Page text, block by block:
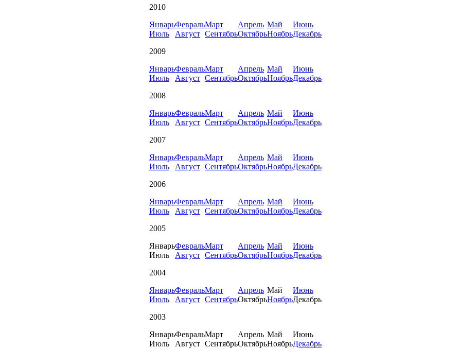
2010
ЯнварьФевральМарт Апрель Май
Июнь
Июль
Август СентябрьОктябрьНоябрьДекабрь
2009
ЯнварьФевральМарт Апрель Май
Июнь
Июль
Август СентябрьОктябрьНоябрьДекабрь
2008
ЯнварьФевральМарт Апрель Май
Июнь
Июль
Август СентябрьОктябрьНоябрьДекабрь
2007
ЯнварьФевральМарт Апрель Май
Июнь
Июль
Август СентябрьОктябрьНоябрьДекабрь
2006
ЯнварьФевральМарт Апрель Май
Июнь
Июль
Август СентябрьОктябрьНоябрьДекабрь
2005
ЯнварьФевральМарт Апрель Май
Июнь
Июль
Август СентябрьОктябрьНоябрьДекабрь
2004
ЯнварьФевральМарт Апрель Май
Июнь
Июль
Август СентябрьОктябрьНоябрьДекабрь
2003
ЯнварьФевральМарт Апрель Май
Июнь
Июль
Август СентябрьОктябрьНоябрьДекабрь